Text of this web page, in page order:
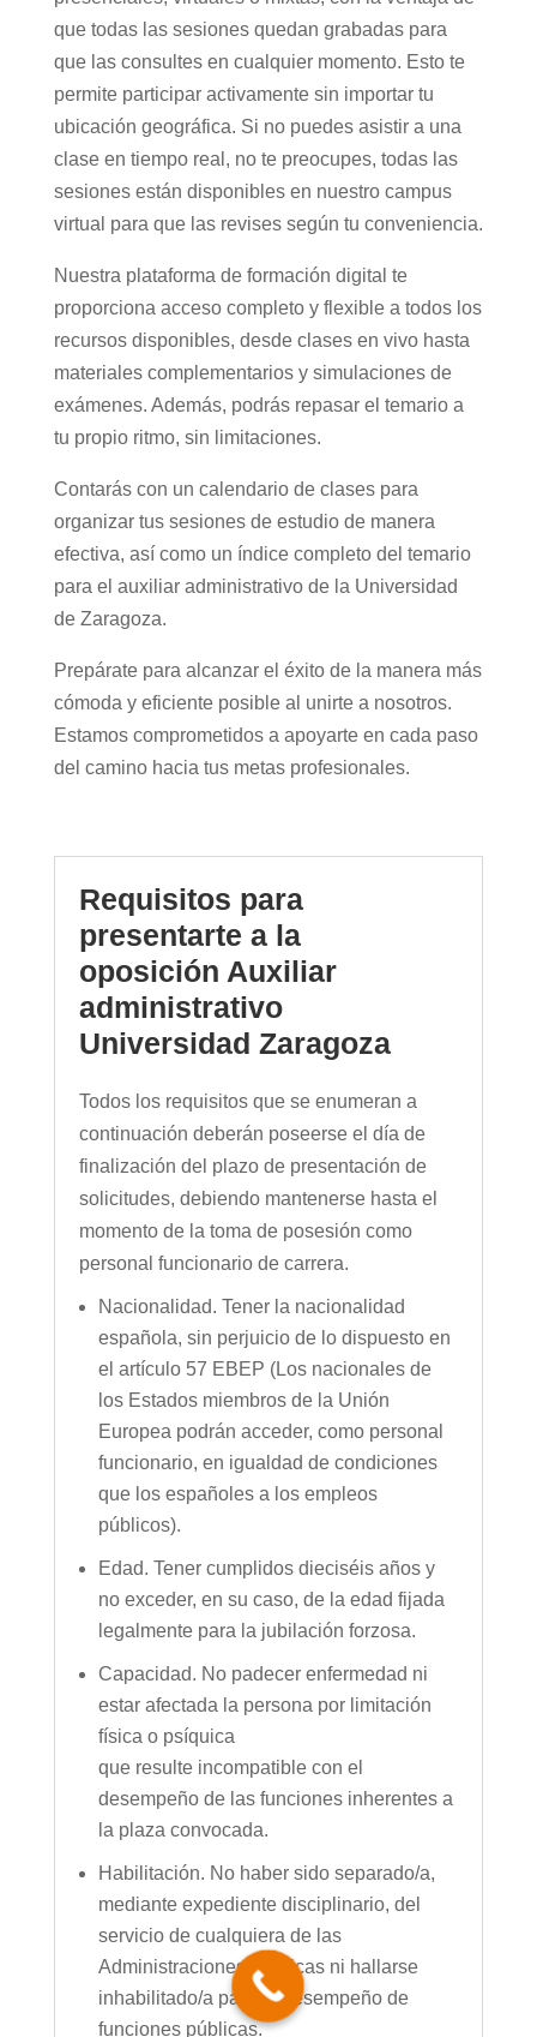
que todas las sesiones quedan grabadas para
que las consultes en cualquier momento. Esto te
permite participar activamente sin importar tu
ubicación geográfica. Si no puedes asistir a una
clase en tiempo real, no te preocupes, todas las
sesiones están disponibles en nuestro campus
virtual para que las revises según tu conveniencia.
Nuestra plataforma de formación digital te
proporciona acceso completo y flexible a todos los
recursos disponibles, desde clases en vivo hasta
materiales complementarios y simulaciones de
exámenes. Además, podrás repasar el temario a
tu propio ritmo, sin limitaciones.
Contarás con un calendario de clases para
organizar tus sesiones de estudio de manera
efectiva, así como un índice completo del temario
para el auxiliar administrativo de la Universidad
de Zaragoza.
Prepárate para alcanzar el éxito de la manera más
cómoda y eficiente posible al unirte a nosotros.
Estamos comprometidos a apoyarte en cada paso
del camino hacia tus metas profesionales.
Requisitos para
presentarte a la
oposición Auxiliar
administrativo
Universidad Zaragoza
Todos los requisitos que se enumeran a
continuación deberán poseerse el día de
finalización del plazo de presentación de
solicitudes, debiendo mantenerse hasta el
momento de la toma de posesión como
personal funcionario de carrera.
Nacionalidad. Tener la nacionalidad
española, sin perjuicio de lo dispuesto en
el artículo 57 EBEP (Los nacionales de
los Estados miembros de la Unión
Europea podrán acceder, como personal
funcionario, en igualdad de condiciones
que los españoles a los empleos
públicos).
Edad. Tener cumplidos dieciséis años y
no exceder, en su caso, de la edad fijada
legalmente para la jubilación forzosa.
Capacidad. No padecer enfermedad ni
estar afectada la persona por limitación
física o psíquica
que resulte incompatible con el
desempeño de las funciones inherentes a
la plaza convocada.
Habilitación. No haber sido separado/a,
mediante expediente disciplinario, del
servicio de cualquiera de las
Administraciones Públicas ni hallarse
inhabilitado/a para el desempeño de
funciones públicas.